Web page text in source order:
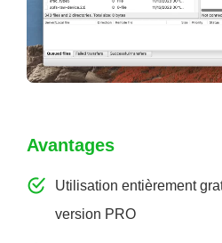
Avantages
Utilisation entièrement
version PRO